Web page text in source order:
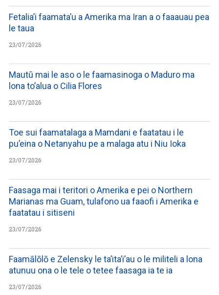
Fetalia’i faamata’u a Amerika ma Iran a o faaauau pea
le taua
23/07/2026
Mautū mai le aso o le faamasinoga o Maduro ma
lona to’alua o Cilia Flores
23/07/2026
Toe sui faamatalaga a Mamdani e faatatau i le
pu’eina o Netanyahu pe a malaga atu i Niu Ioka
23/07/2026
Faasaga mai i teritori o Amerika e pei o Northern
Marianas ma Guam, tulafono ua faaofi i Amerika e
faatatau i sitiseni
23/07/2026
Faamālōlō e Zelensky le ta’ita’i’au o le militeli a lona
atunuu ona o le tele o tetee faasaga ia te ia
23/07/2026